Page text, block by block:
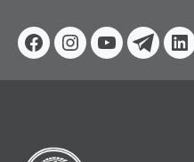
Facebook
Instagram
Youtube